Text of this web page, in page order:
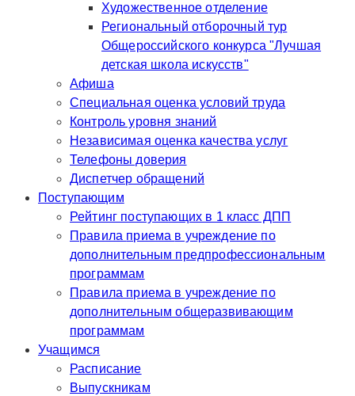
Художественное отделение
Региональный отборочный тур
Общероссийского конкурса "Лучшая
детская школа искусств"
Афиша
Специальная оценка условий труда
Контроль уровня знаний
Независимая оценка качества услуг
Телефоны доверия
Диспетчер обращений
Поступающим
Рейтинг поступающих в 1 класс ДПП
Правила приема в учреждение по
дополнительным предпрофессиональным
программам
Правила приема в учреждение по
дополнительным общеразвивающим
программам
Учащимся
Расписание
Выпускникам